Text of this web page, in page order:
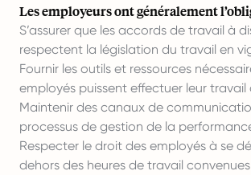
Les employeurs ont généralement
S’assurer que les accords de travail à
respectent la législation du travail en
Fournir les outils et ressources
employés puissent effectuer leur travail
Maintenir des canaux de
processus de gestion de la
Respecter le droit des employés à se
dehors des heures de travail